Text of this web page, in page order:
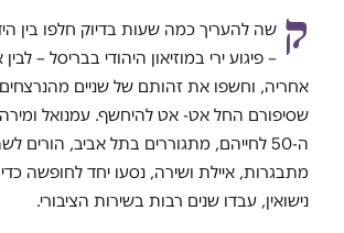
ק שה להעריך כמה שעות בדיוק חלפו בין
– פיגוע ירי במוזיאון היהודי בבריסל –
אחריה, וחשפו את זהותם של שניים
שסיפורם החל אט- אט להיחשף. עמנואל
ה-50 לחייהם, מתגוררים בתל אביב, הורים
נישואין, עבדו שנים רבות בשירות הציבורי.